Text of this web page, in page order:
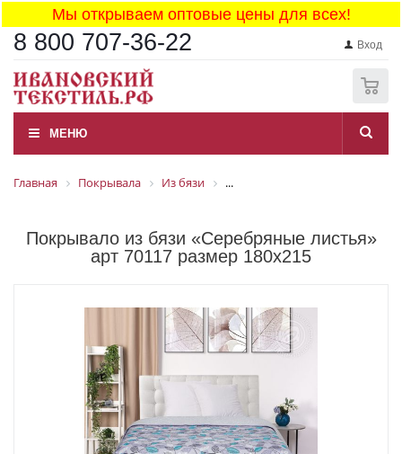
Мы открываем оптовые цены для всех!
8 800 707-36-22 Вход
МЕНЮ
Главная Покрывала Из бязи ...
Покрывало из бязи «Серебряные листья»
арт 70117 размер 180x215